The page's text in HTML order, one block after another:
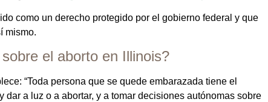
como un derecho protegido por el gobierno federal y que
mismo.
el aborto en Illinois?
“Toda persona que se quede embarazada tiene el
a luz o a abortar, y a tomar decisiones autónomas sobre